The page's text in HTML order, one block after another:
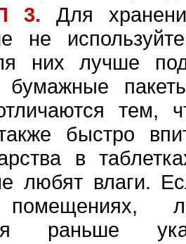
3. Для
не
них лучше
тем,
быстро
в
любят влаги.
раньше